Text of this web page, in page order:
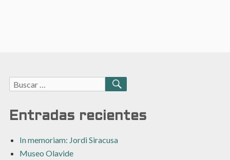
Buscar:
BUSCAR
Entradas recientes
In memoriam: Jordi Siracusa
Museo Olavide